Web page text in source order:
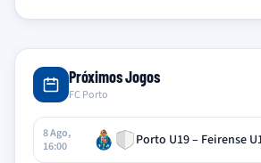
Próximos Jogos
FC Porto
8 Ago,
16:00
Porto U19 – Feirense